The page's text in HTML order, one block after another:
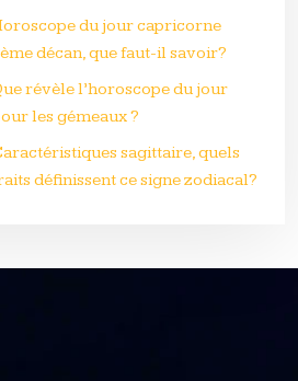
du jour capricorne
décan, que faut-il savoir?
révèle l’horoscope du jour
les gémeaux ?
sagittaire, quels
définissent ce signe zodiacal?